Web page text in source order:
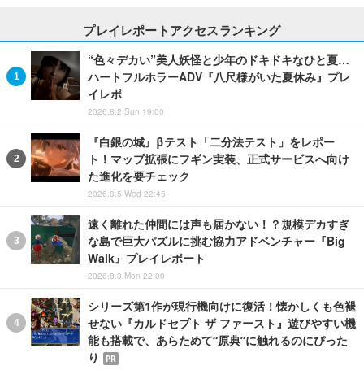
プレイレポートアクセスランキング
“色々デカい”美人妖怪と少年のドキドキなひと夏…
ハートフルホラーADV『八尺様がいた夏休み』プレ
イレポ
2026.8.2 Sun 19:00
『白銀の城』βテスト「二分法テスト」をレポー
ト！マップ拡張にフギン実装、正式サービスへ向け
た進化を要チェック
2026.8.5 Wed 22:45
遠く離れた仲間には声も届かない！？規模デカすぎ
な島で巨大パズルに挑む協力アドベンチャー『Big
Walk』プレイレポート
2026.8.3 Mon 22:00
シリーズ第1作が現行機向けに復活！懐かしくも色褪
せない『カルドセプト ザ ファースト』遊びやすい機
能も搭載で、あらためて“原典”に触れるのにぴった
り
PR